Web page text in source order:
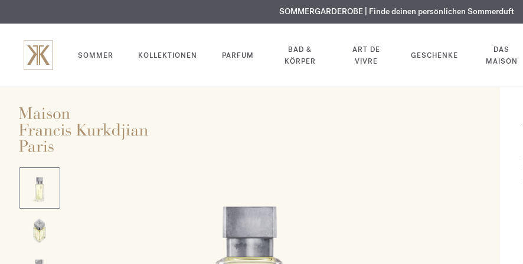
EXKLUSIV | Erhalten Sie OUDvelvet moodin Ihrer Bestellung*
KOSTENLOSE GRAVUR | Auf alle Düfte und Körperöle bis zum 9. August
SOMMERGARDEROBE | Finde deinen persönlichen Sommerduft
SOMMER KOLLEKTIONEN PARFUM
BAD &
KÖRPER
ART DE
VIVRE
GESCHENKE
DAS
MAISON